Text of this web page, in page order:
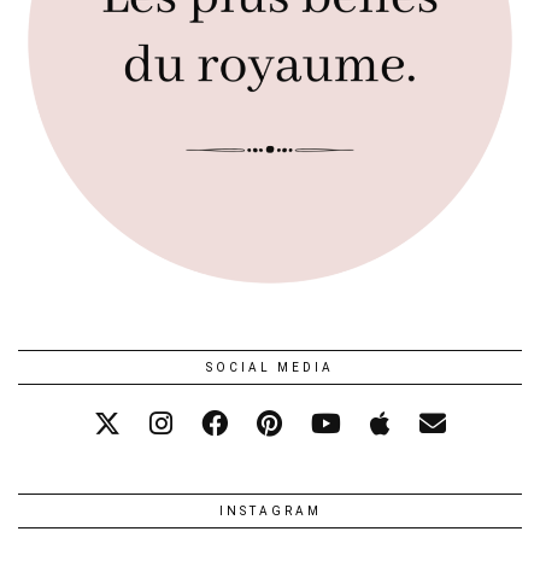
SOCIAL MEDIA
INSTAGRAM